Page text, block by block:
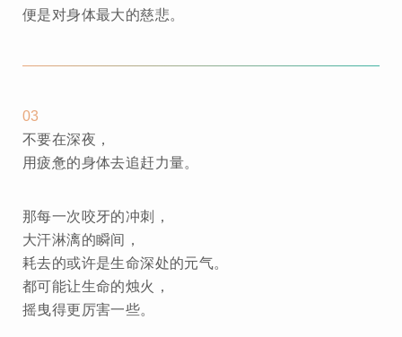
便是对身体最大的慈悲。
03
不要在深夜，
用疲惫的身体去追赶力量。
那每一次咬牙的冲刺，
大汗淋漓的瞬间，
耗去的或许是生命深处的元气。
都可能让生命的烛火，
摇曳得更厉害一些。